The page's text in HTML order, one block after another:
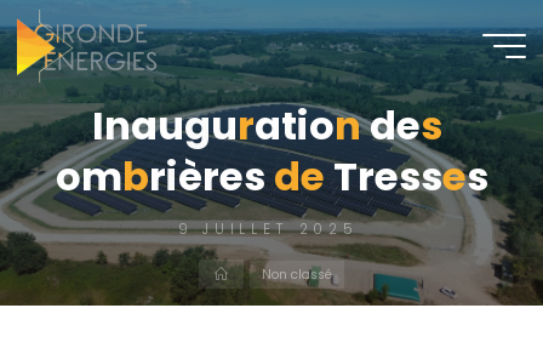
Inaugurationdes
ombrièresdeTresses
9 JUILLET 2025
Non classé